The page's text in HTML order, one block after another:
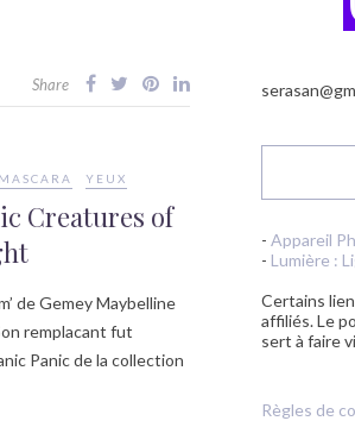
Share
MASCARA YEUX
Creatures of
de Gemey Maybelline
remplacant fut
Panic de la collection
- Appareil
- Lumière :
Certains
affiliés. Le
sert à faire
Règles de